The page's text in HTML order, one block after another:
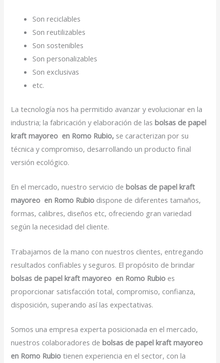
Son reciclables
Son reutilizables
Son sostenibles
Son personalizables
Son exclusivas
etc.
La tecnología nos ha permitido avanzar y evolucionar en la
industria; la fabricación y elaboración de lasbolsas de papel
kraft mayoreo en Romo Rubio, se caracterizan por su
técnica y compromiso, desarrollando un producto final
versión ecológico.
En el mercado, nuestro servicio debolsas de papel kraft
mayoreo en Romo Rubio dispone de diferentes tamaños,
formas, calibres, diseños etc, ofreciendo gran variedad
según la necesidad del cliente.
Trabajamos de la mano con nuestros clientes, entregando
resultados confiables y seguros. El propósito de brindar
bolsas de papel kraft mayoreo en Romo Rubio es
proporcionar satisfacción total, compromiso, confianza,
disposición, superando así las expectativas.
Somos una empresa experta posicionada en el mercado,
nuestros colaboradores debolsas de papel kraft mayoreo
en Romo Rubiotienen experiencia en el sector, con la